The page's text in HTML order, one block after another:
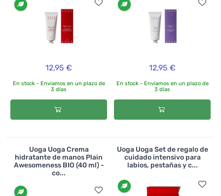
12,95 €
En stock - Enviamos en un plazo de
3 días
12,95 €
En stock - Enviamos en un plazo de
3 días
Uoga Uoga Crema
hidratante de manos Plain
Awesomeness BIO (40 ml) -
co...
Uoga Uoga Set de regalo de
cuidado intensivo para
labios, pestañas y c...